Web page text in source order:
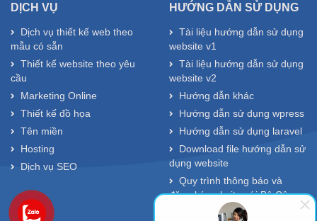
DỊCH VỤ
Dịch vụ thiết kế web theo
mẫu có sẵn
Thiết kế website theo yêu
cầu
Marketing Online
Thiết kế đồ họa
Tên miền
Hosting
Dịch vụ SEO
HƯỚNG DẪN SỬ DỤNG
Tài liệu hướng dẫn sử dụng
website v1
Tài liệu hướng dẫn sử dụng
website v2
Hướng dẫn khác
Hướng dẫn sử dụng wpress
Hướng dẫn sử dụng laravel
Download file hướng dẫn sử
dụng website
Quy trình thông báo và
đăng ký website với Bộ Công